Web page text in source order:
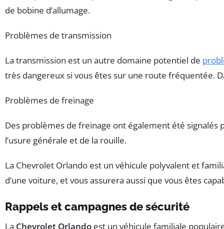
de bobine d’allumage.
Problèmes de transmission
La transmission est un autre domaine potentiel de
très dangereux si vous êtes sur une route fréquentée.
Problèmes de freinage
Des problèmes de freinage ont également été
l’usure générale et de la rouille.
La Chevrolet Orlando est un véhicule polyvalent et
d’une voiture, et vous assurera aussi que vous êtes
Rappels et campagnes de sécurité
La Chevrolet Orlando est un véhicule familiale